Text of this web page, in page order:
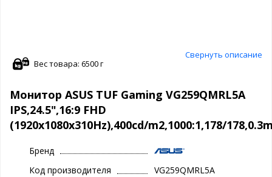
Свернуть описание
Вес товара: 6500 г
Монитор ASUS TUF Gaming VG259QMRL5A
IPS,24.5",16:9 FHD
(1920x1080x310Hz),400cd/m2,1000:1,178/
Бренд
Код производителя
VG259QMRL5A